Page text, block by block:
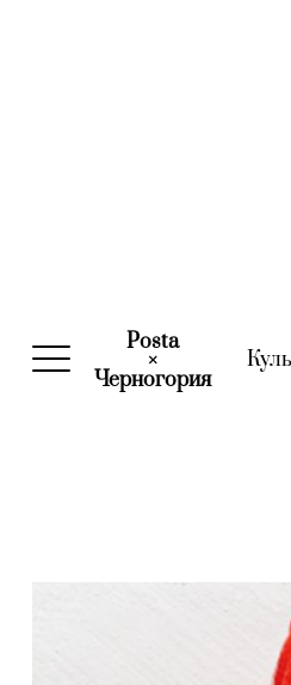
Posta
×
Черногория(current)